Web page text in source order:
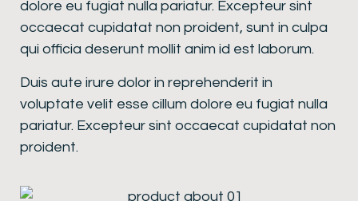
dolore eu fugiat nulla pariatur. Excepteur sint
occaecat cupidatat non proident, sunt in culpa
qui officia deserunt mollit anim id est laborum.
Duis aute irure dolor in reprehenderit in
voluptate velit esse cillum dolore eu fugiat nulla
pariatur. Excepteur sint occaecat cupidatat non
proident.